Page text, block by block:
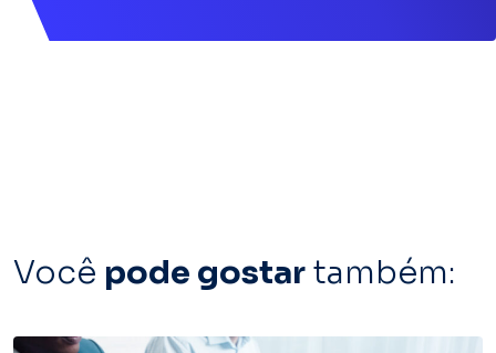
Você pode gostartambém: